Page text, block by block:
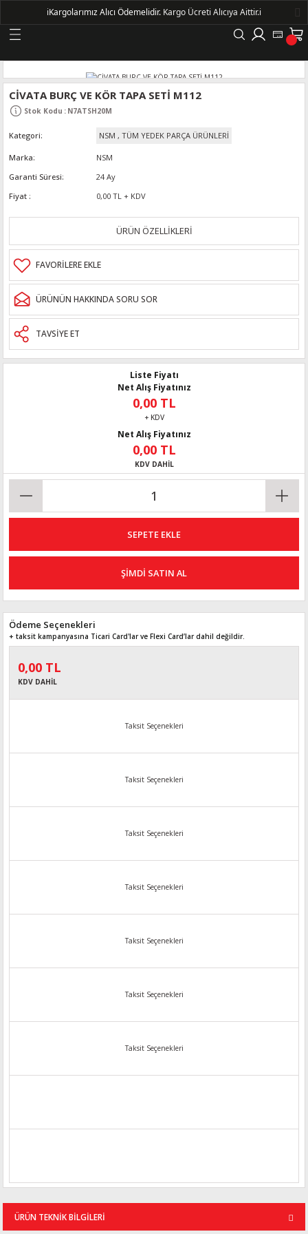
Geri Dön
CİVATA BURÇ VE KÖR TAPA SETİ M112
Stok Kodu : N7ATSH20M
Kategori NSM , TÜM YEDEK PARÇA ÜRÜNLERİ
Marka
NSM
Garanti Süresi
24 Ay
Fiyat
0,00 TL + KDV
ÜRÜN ÖZELLİKLERİ
ÜRÜNÜN HAKKINDA SORU SOR
TAVSİYE ET
Liste Fiyatı
Net Alış Fiyatınız
0,00 TL
+ KDV
Net Alış Fiyatınız
0,00 TL
KDV DAHİL
SEPETE EKLE
ŞİMDİ SATIN AL
Ödeme Seçenekleri
+ taksit kampanyasına Ticari Card'lar ve Flexi Card’lar dahil değildir.
0,00 TL
KDV DAHİL
Taksit Seçenekleri
Taksit Seçenekleri
Taksit Seçenekleri
Taksit Seçenekleri
Taksit Seçenekleri
Taksit Seçenekleri
Taksit Seçenekleri
ÜRÜN TEKNİK BİLGİLERİ
ℹ️Kargolarımız Alıcı Ödemelidir. Kargo Ücreti Alıcıya Aittir.ℹ️